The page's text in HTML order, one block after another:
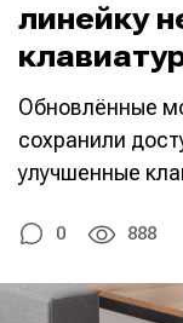
линейку
Обновлённые
сохранили
улучшенные
0 888